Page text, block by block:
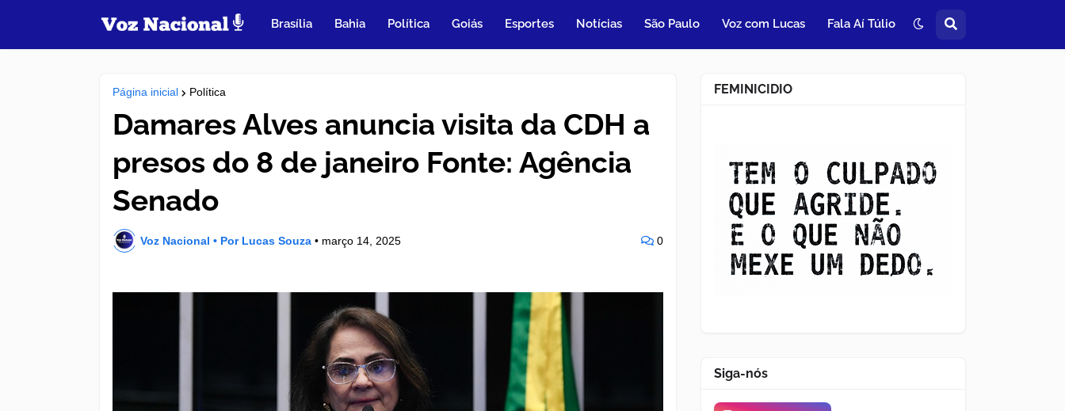
Brasília Bahia Política Goiás Esportes Notícias São Paulo Voz com Lucas Fala Aí Túlio
Página inicial Política
Damares Alves anuncia visita da CDH a
presos do 8 de janeiro Fonte: Agência
Senado
Voz Nacional • Por Lucas Souza • março 14, 2025 0
FEMINICIDIO
Siga-nós